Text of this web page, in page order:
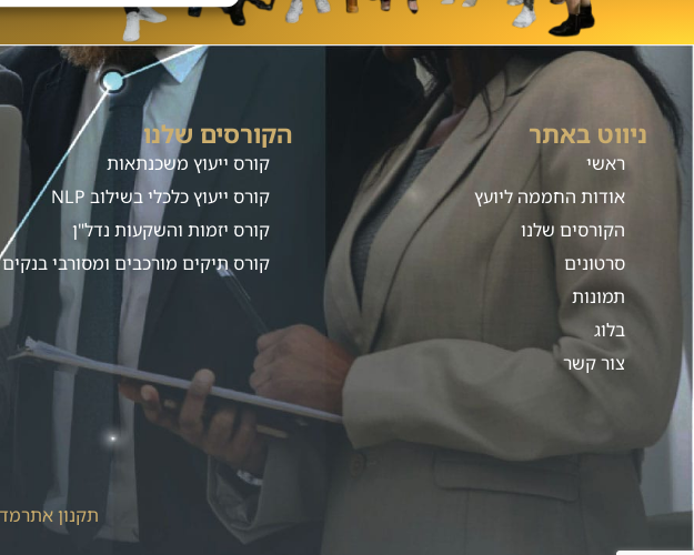
הקורסים שלנו
קורס ייעוץ משכנתאות
קורס ייעוץ כלכלי בשילוב NLP
קורס יזמות והשקעות נדל"ן
קורס תיקים מורכבים ומסורבי בנקים
ניווט באתר
ראשי
אודות החממה ליועץ
הקורסים שלנו
סרטונים
תמונות
בלוג
צור קשר
תקנון אתר